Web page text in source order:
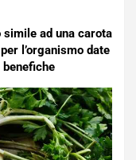
simile ad una carota
l’organismo date